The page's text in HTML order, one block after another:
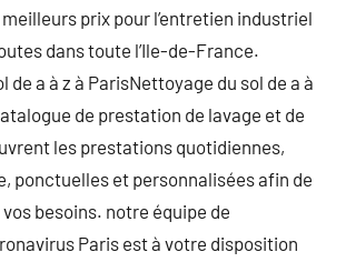
prix pour l’entretien industriel
dans toute l’Ile-de-France.
de a à z à ParisNettoyage du sol de a à
de prestation de lavage et de
les prestations quotidiennes,
ponctuelles et personnalisées afin de
besoins. notre équipe de
Paris est à votre disposition